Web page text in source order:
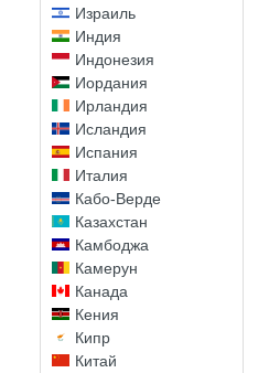
Израиль
Индия
Индонезия
Иордания
Ирландия
Исландия
Испания
Италия
Кабо-Верде
Казахстан
Камбоджа
Камерун
Канада
Кения
Кипр
Китай